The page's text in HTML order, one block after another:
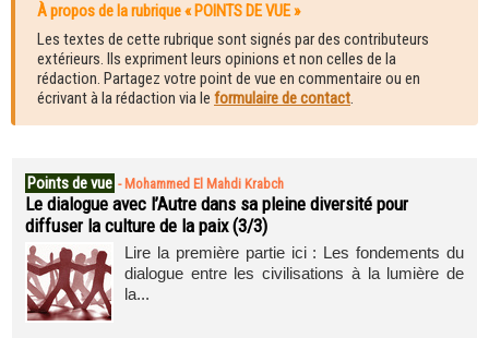
À propos de la rubrique « POINTS DE VUE »
Les textes de cette rubrique sont signés par des contributeurs
extérieurs. Ils expriment leurs opinions et non celles de la
rédaction. Partagez votre point de vue en commentaire ou en
écrivant à la rédaction via le formulaire de contact.
Points de vue - Mohammed El Mahdi Krabch
Le dialogue avec l’Autre dans sa pleine diversité pour
diffuser la culture de la paix (3/3)
Lire la première partie ici : Les fondements du
dialogue entre les civilisations à la lumière de
la...